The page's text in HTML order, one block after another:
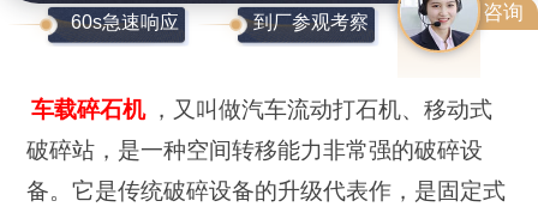
咨询
60s急速响应 到厂参观考察
车载碎石机 ，又叫做汽车流动打石机、移动式
破碎站，是一种空间转移能力非常强的破碎设
备。它是传统破碎设备的升级代表作，是固定式